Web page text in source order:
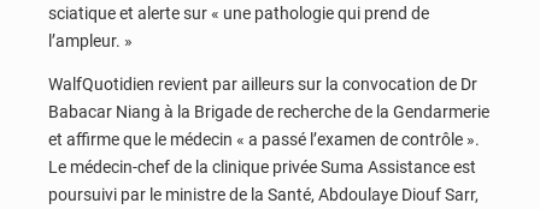
sciatique et alerte sur « une pathologie qui prend de
l’ampleur. »
WalfQuotidien revient par ailleurs sur la convocation de Dr
Babacar Niang à la Brigade de recherche de la Gendarmerie
et affirme que le médecin « a passé l’examen de contrôle ».
Le médecin-chef de la clinique privée Suma Assistance est
poursuivi par le ministre de la Santé, Abdoulaye Diouf Sarr,